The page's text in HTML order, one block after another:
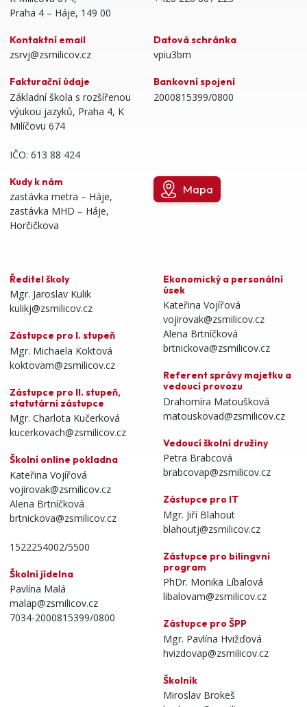
Praha 4 – Háje, 149 00
Kontaktní email
zsrvj@zsmilicov.cz
Datová schránka
vpiu3bm
Fakturační údaje
Základní škola s rozšířenou
výukou jazyků, Praha 4, K
Milíčovu 674
IČO: 613 88 424
Bankovní spojení
2000815399/0800
Kudy k nám
zastávka metra – Háje,
zastávka MHD – Háje,
Horčičkova
Mapa
Ředitel školy
Mgr. Jaroslav Kulik
kulikj@zsmilicov.cz
Zástupce pro I. stupeň
Mgr. Michaela Koktová
koktovam@zsmilicov.cz
Zástupce pro II. stupeň,
statutární zástupce
Mgr. Charlota Kučerková
kucerkovach@zsmilicov.cz
Školní online pokladna
Kateřina Vojířová
vojirovak@zsmilicov.cz
Alena Brtníčková
brtnickova@zsmilicov.cz
1522254002/5500
Školní jídelna
Pavlína Malá
malap@zsmilicov.cz
7034-2000815399/0800
Ekonomický a personální
úsek
Kateřina Vojířová
vojirovak@zsmilicov.cz
Alena Brtníčková
brtnickova@zsmilicov.cz
Referent správy majetku a
vedoucí provozu
Drahomíra Matoušková
matouskovad@zsmilicov.cz
Vedoucí školní družiny
Petra Brabcová
brabcovap@zsmilicov.cz
Zástupce pro IT
Mgr. Jiří Blahout
blahoutj@zsmilicov.cz
Zástupce pro bilingvní
program
PhDr. Monika Líbalová
libalovam@zsmilicov.cz
Zástupce pro ŠPP
Mgr. Pavlína Hvižďová
hvizdovap@zsmilicov.cz
Školník
Miroslav Brokeš